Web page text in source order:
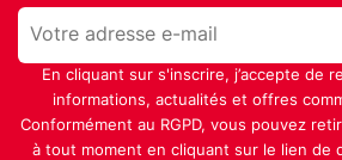
En cliquant sur s'inscrire, j’accepte de
informations, actualités et offres
Conformément au RGPD, vous pouvez
à tout moment en cliquant sur le lien de